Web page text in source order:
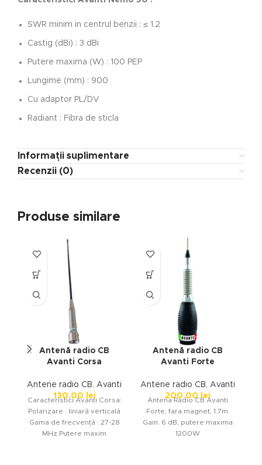
SWR minim in centrul benzii : ≤ 1.2
Castig (dBi) : 3 dBi
Putere maxima (W) : 100 PEP
Lungime (mm) : 900
Cu adaptor PL/DV
Radiant : Fibra de sticla
Informații suplimentare
Recenzii (0)
Produse similare
Antenă radio CB
Avanti Corsa
Antene radio CB, Avanti
130.00
lei
Caracteristici Avanti Corsa:
Polarizare : liniară verticală
Gama de frecvență : 27-28
MHz Putere maxim
Antenă radio CB
Avanti Forte
Antene radio CB, Avanti
200.00lei
Antena Radio CB Avanti
Forte, fara magnet, 1.7m.
Gain: 6 dB, putere maxima
1200W